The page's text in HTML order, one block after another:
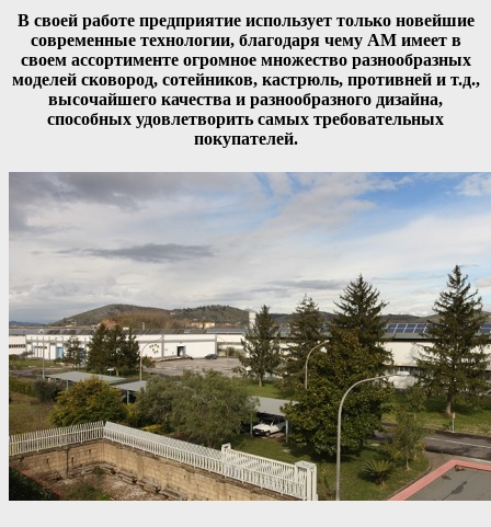
В своей работе предприятие использует только новейшие
современные технологии, благодаря чему АМ имеет в
своем ассортименте огромное множество разнообразных
моделей сковород, сотейников, кастрюль, противней и т.д.,
высочайшего качества и разнообразного дизайна,
способных удовлетворить самых требовательных
покупателей.